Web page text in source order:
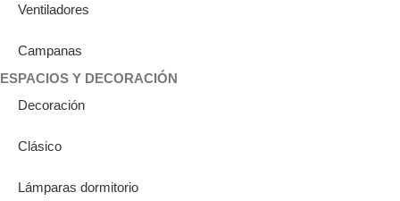
Ventiladores
Campanas
ESPACIOS Y DECORACIÓN
Decoración
Clásico
Lámparas dormitorio